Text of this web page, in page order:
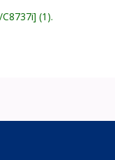
(1).